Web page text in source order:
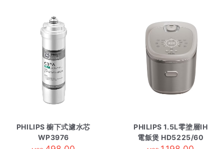
PHILIPS 櫥下式濾水芯
WP3976
PHILIPS 1.5L零塗層IH
電飯煲 HD5225/60